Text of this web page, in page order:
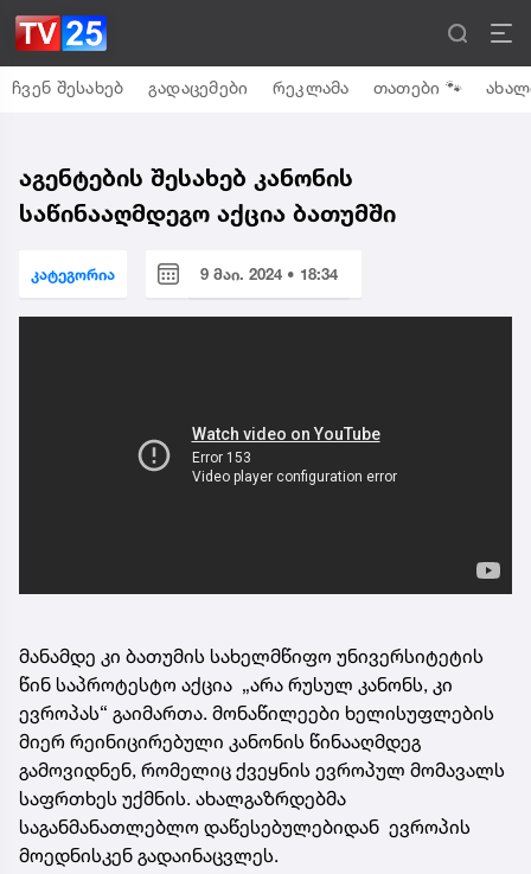
ჩვენ შესახებ გადაცემები რეკლამა თათები 🐾
აგენტების შესახებ კანონის
საწინააღმდეგო აქცია ბათუმში
კატეგორია 9 მაი. 2024 • 18:34
მანამდე კი ბათუმის სახელმწიფო უნივერსიტეტის
წინ საპროტესტო აქცია „არა რუსულ კანონს, კი
ევროპას“ გაიმართა. მონაწილეები ხელისუფლების
მიერ რეინიცირებული კანონის წინააღმდეგ
გამოვიდნენ, რომელიც ქვეყნის ევროპულ მომავალს
საფრთხეს უქმნის. ახალგაზრდებმა
საგანმანათლებლო დაწესებულებიდან ევროპის
მოედნისკენ გადაინაცვლეს.